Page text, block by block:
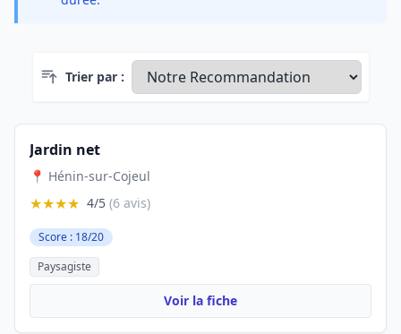
Trier par :
Jardin net
📍 Hénin-sur-Cojeul
★★★★ 4/5 (6 avis)
Score : 18/20
Paysagiste
Voir la fiche